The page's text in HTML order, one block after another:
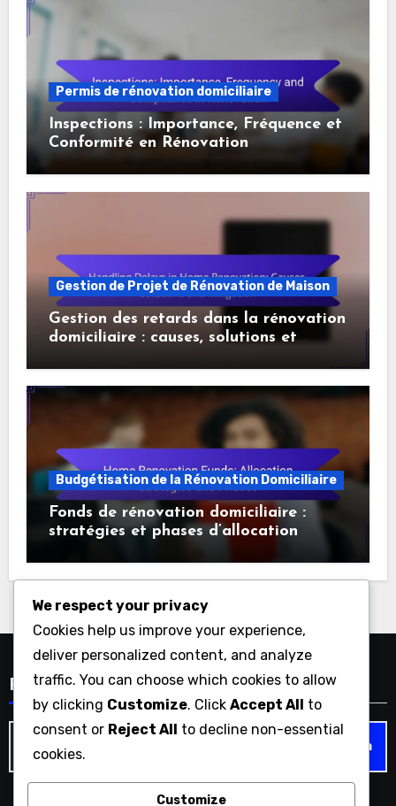
Permis de rénovation domiciliaire
Inspections : Importance, Fréquence et
Conformité en Rénovation
Gestion de Projet de Rénovation de Maison
Gestion des retards dans la rénovation
domiciliaire : causes, solutions et
Budgétisation de la Rénovation Domiciliaire
Fonds de rénovation domiciliaire :
stratégies et phases d’allocation
Recherche
Search
We respect your privacy
Cookies help us improve your experience,
deliver personalized content, and analyze
traffic. You can choose which cookies to allow
by clicking Customize. Click Accept All to
consent or Reject All to decline non-essential
cookies.
Customize